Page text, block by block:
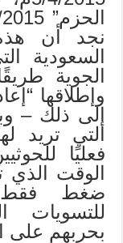
نجد أن
السعودية
الجوية
وإطلاقها
إلى ذلك –
التي تريد
فعليًا
الوقت الذي
ضغط فقط
للتسويات
بحربهم على